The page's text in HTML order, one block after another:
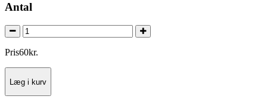
Antal
Pris60kr.
Læg i kurv